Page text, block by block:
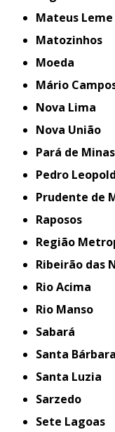
Mateus Leme
Matozinhos
Moeda
Mário
Nova Lima
Nova União
Pará de Minas
Pedro
Prudente de
Raposos
Região
Ribeirão das
Rio Acima
Rio Manso
Sabará
Santa Bárbara
Santa Luzia
Sarzedo
Sete Lagoas